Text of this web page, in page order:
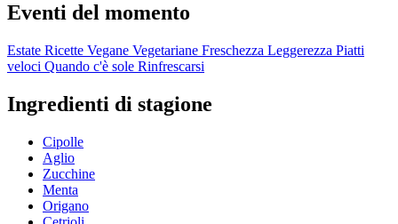
Eventi del momento
Estate Ricette Vegane Vegetariane Freschezza Leggerezza Piatti
veloci Quando c'è sole Rinfrescarsi
Ingredienti di stagione
Cipolle
Aglio
Zucchine
Menta
Origano